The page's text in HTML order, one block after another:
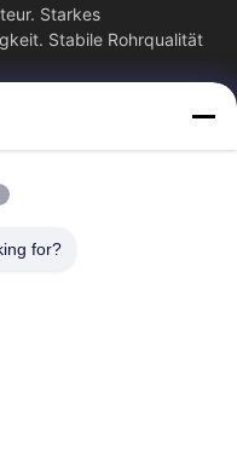
Starkes
Stabile Rohrqualität
Sie Ein Zitat
for?